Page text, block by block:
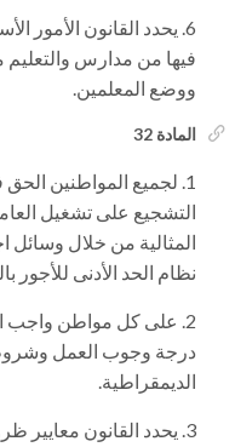
يحدد القانون الأمور
فيها من مدارس والتعليم
ووضع المعلمين.
المادة 32
لجميع المواطنين
التشجيع على تشغيل
المثالية من خلال وسائل
نظام الحد الأدنى للأجور
على كل مواطن واجب
درجة وجوب العمل
الديمقراطية.
يحدد القانون معايير